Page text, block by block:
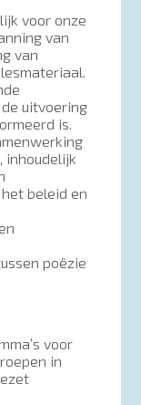
voor onze
van
van
uitvoering
is.
inhoudelijk
beleid en
poëzie
voor
in